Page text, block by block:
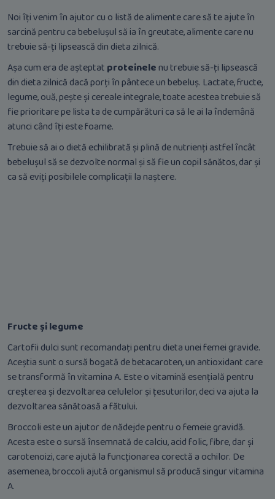
Noi îți venim în ajutor cu o listă de alimente care să te ajute în
sarcină pentru ca bebelușul să ia în greutate, alimente care nu
trebuie să-ți lipsească din dieta zilnică.
Așa cum era de așteptat proteinelenu trebuie să-ți lipsească
din dieta zilnică dacă porți în pântece un bebeluș. Lactate, fructe,
legume, ouă, pește și cereale integrale, toate acestea trebuie să
fie prioritare pe lista ta de cumpărături ca să le ai la îndemână
atunci când îți este foame.
Trebuie să ai o dietă echilibrată și plină de nutrienți astfel încât
bebelușul să se dezvolte normal și să fie un copil sănătos, dar și
ca să eviți posibilele complicații la naștere.
Fructe și legume
Cartofii dulci sunt recomandați pentru dieta unei femei gravide.
Aceștia sunt o sursă bogată de betacaroten, un antioxidant care
se transformă în vitamina A. Este o vitamină esențială pentru
creșterea și dezvoltarea celulelor și țesuturilor, deci va ajuta la
dezvoltarea sănătoasă a fătului.
Broccoli este un ajutor de nădejde pentru o femeie gravidă.
Acesta este o sursă însemnată de calciu, acid folic, fibre, dar și
carotenoizi, care ajută la funcționarea corectă a ochilor. De
asemenea, broccoli ajută organismul să producă singur vitamina
A.